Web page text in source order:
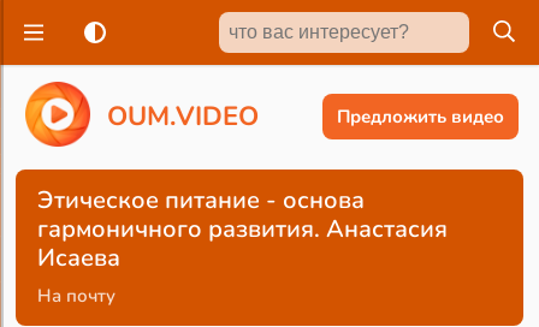
OUM.VIDEO Предложить видео
Этическое питание - основа
гармоничного развития. Анастасия
Исаева
На почту